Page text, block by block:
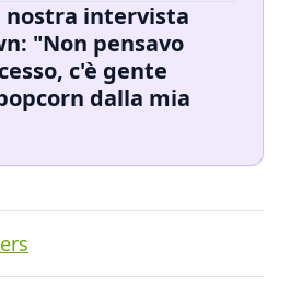
nostra intervista
"Non pensavo
c'è gente
dalla mia